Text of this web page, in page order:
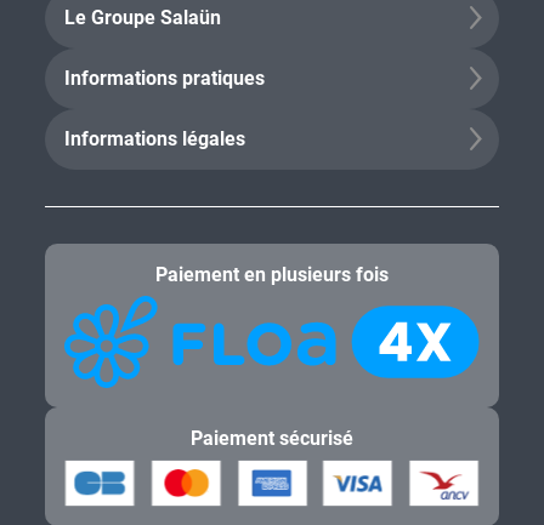
Le Groupe Salaün
Informations pratiques
Informations légales
Paiement en plusieurs fois
Paiement sécurisé